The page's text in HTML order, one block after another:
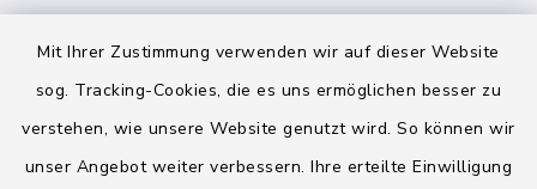
Mit Ihrer Zustimmung verwenden wir auf dieser Website
sog. Tracking-Cookies, die es uns ermöglichen besser zu
verstehen, wie unsere Website genutzt wird. So können wir
unser Angebot weiter verbessern. Ihre erteilte Einwilligung
Quicklinks
Amt Boostedt-Rickling